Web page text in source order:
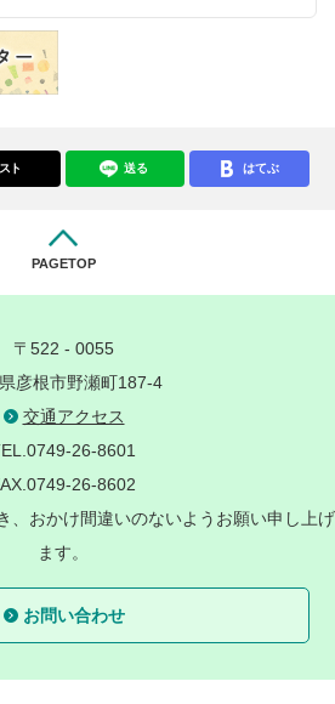
ト 送る はてぶ
PAGETOP
〒522 - 0055
彦根市野瀬町187-4
交通アクセス
26-8601
26-8602
、おかけ間違いのないようお願い申し上げ
ます。
お問い合わせ